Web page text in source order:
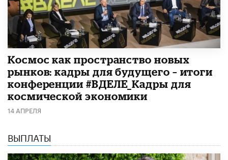
Космос как пространство новых
рынков: кадры для будущего – итоги
конференции #ВДЕЛЕ_Кадры для
космической экономики
14 АПРЕЛЯ
ВЫПЛАТЫ